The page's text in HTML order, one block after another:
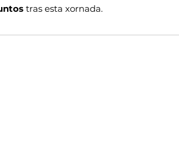
tras esta xornada.